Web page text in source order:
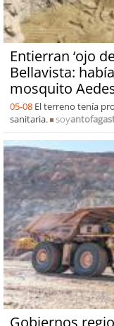
Entierran ‘ojo
Bellavista:
mosquito
05-08 El terreno tenía
sanitaria.
soy